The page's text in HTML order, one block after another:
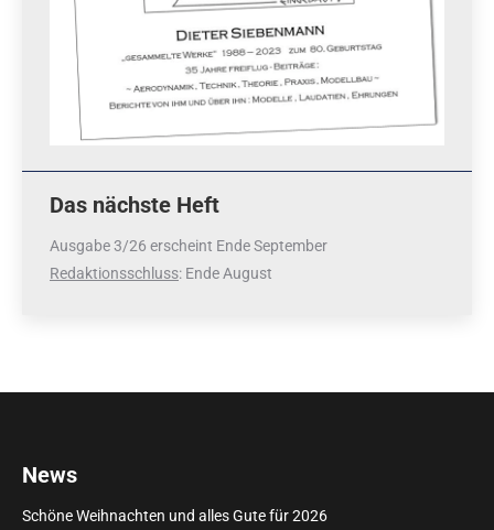
Das nächste Heft
Ausgabe 3/26 erscheint Ende September
Redaktionsschluss: Ende August
News
Schöne Weihnachten und alles Gute für 2026